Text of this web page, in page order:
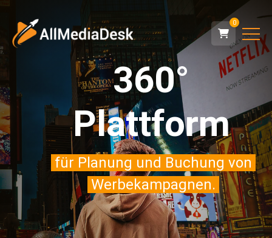
0
360°
Plattform
für Planung und Buchung von
Werbekampagnen.